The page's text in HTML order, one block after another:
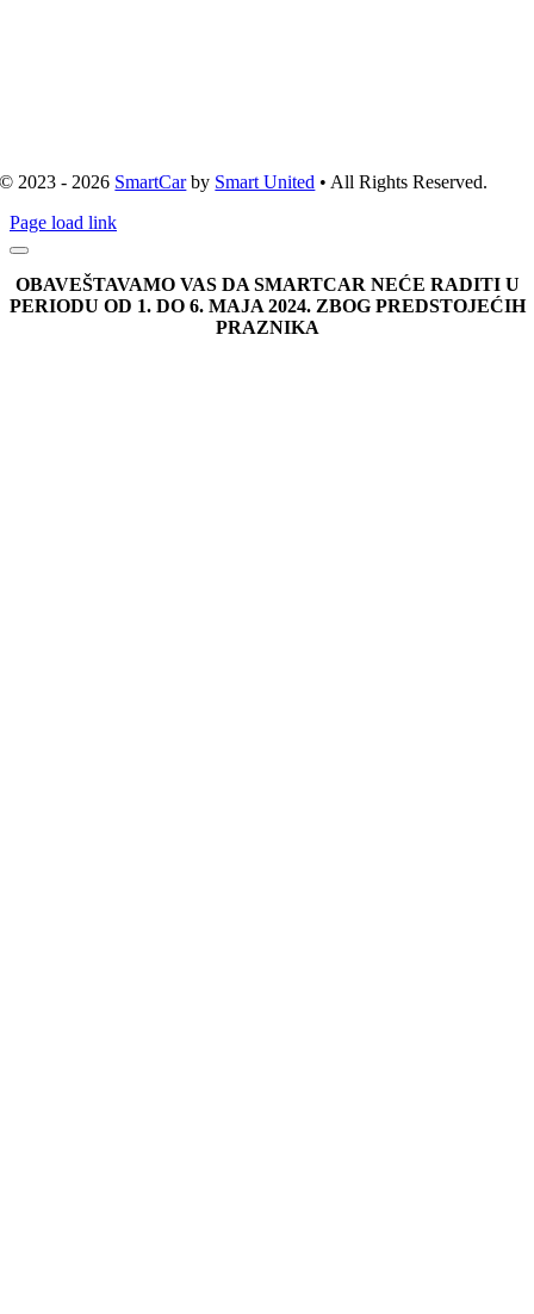
© 2023 - 2026 SmartCarby Smart United • All Rights Reserved.
Page load link
OBAVEŠTAVAMO VAS DA SMARTCAR NEĆE RADITI U
PERIODU OD 1. DO 6. MAJA 2024. ZBOG PREDSTOJEĆIH
PRAZNIKA